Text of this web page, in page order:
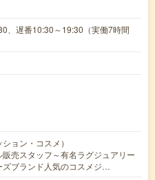
遅番10:30～19:30（実働7時間
ョン・コスメ）
売スタッフ～有名ラグジュアリー
ズブランド人気のコスメジ…